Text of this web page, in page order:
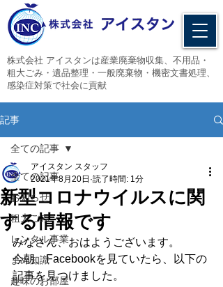
​株式会社 アイスタンは産業廃棄物収集、不用品・
粗大ごみ・遺品整理・一般廃棄物・機密文書処理、
感染症対策で社会に貢献
記事
全ての記事
お知らせ
粗大ごみ
レンタル事業
まめ知識
趣味のお部屋
全ての記事
新型コロナウイルスに関
する情報です
アイスタン スタッフ
2021年8月20日 読了時間: 1分
みなさん、おはようございます。
今朝、Facebookを見ていたら、以下の
記事を見つけました。